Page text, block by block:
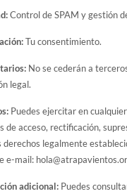
Control de SPAM y gestión
Tu consentimiento.
No se cederán a
legal.
Puedes ejercitar en
de acceso, rectificación,
derechos legalmente
e-mail:
adicional:Puedes